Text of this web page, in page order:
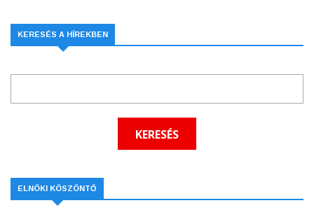
KERESÉS A HÍREKBEN
ELNÖKI KÖSZÖNTŐ